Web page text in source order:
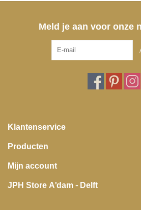
Meld je aan voor onze
Klantenservice
Producten
Mijn account
JPH Store A'dam - Delft